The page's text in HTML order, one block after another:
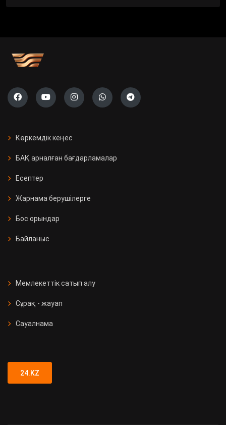
Көркемдік кеңес
БАҚ арналған бағдарламалар
Есептер
Жарнама берушілерге
Бос орындар
Байланыс
Мемлекеттік сатып алу
Сұрақ - жауап
Сауалнама
24.KZ